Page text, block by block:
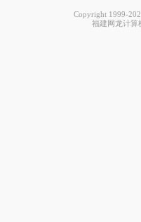
Copyright 1999-
福建网龙计算